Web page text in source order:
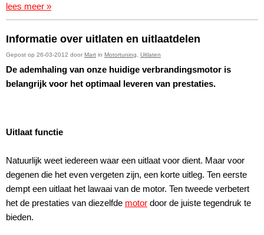
lees meer »
Informatie over uitlaten en uitlaatdelen
Gepost op 26-03-2012 door Mart in Motortuning Uitlaten
De ademhaling van onze huidige verbrandingsmotor is
belangrijk voor het optimaal leveren van prestaties.
Uitlaat functie
Natuurlijk weet iedereen waar een uitlaat voor dient. Maar voor
degenen die het even vergeten zijn, een korte uitleg. Ten eerste
dempt een uitlaat het lawaai van de motor. Ten tweede verbetert
het de prestaties van diezelfde motor door de juiste tegendruk te
bieden.